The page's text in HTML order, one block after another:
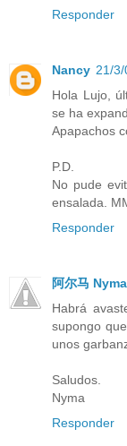
Responder
Nancy 21/3/
Hola Lujo,
se ha
Apapachos
P.D.
No pude
ensalada.
Responder
阿尔马
Habrá
supongo
unos
Saludos.
Nyma
Responder